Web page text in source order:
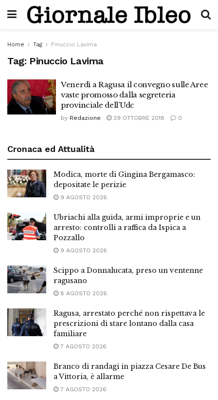
Home Tag Pinuccio Lavima
Tag: Pinuccio Lavima
Venerdì a Ragusa il convegno sulle Aree
vaste promosso dalla segreteria
provinciale dell’Udc
by Redazione 29 OTTOBRE 2018 0
Cronaca ed Attualità
Modica, morte di Gingina Bergamasco:
depositate le perizie
9 AGOSTO 2026
Ubriachi alla guida, armi improprie e un
arresto: controlli a raffica da Ispica a
Pozzallo
9 AGOSTO 2026
Scippo a Donnalucata, preso un ventenne
ragusano
8 AGOSTO 2026
Ragusa, arrestato perché non rispettava le
prescrizioni di stare lontano dalla casa
familiare
7 AGOSTO 2026
Branco di randagi in piazza Cesare De Bus
a Vittoria, è allarme
7 AGOSTO 2026